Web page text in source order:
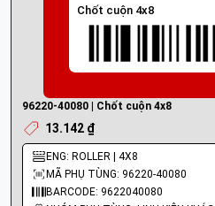
Chốt cuộn 4x8
96220-40080 | Chốt cuộn 4x8
13.142 ₫
ENG: ROLLER | 4X8
MÃ PHỤ TÙNG: 96220-40080
BARCODE: 9622040080